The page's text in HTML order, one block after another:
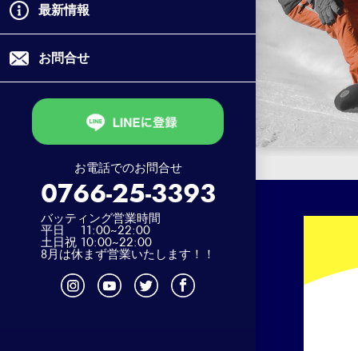
最新情報
お問合せ
お電話でのお問合せ
0766-25-3393
バッティング営業時間
平日 11:00~22:00
土日祝 10:00~22:00
8月は休まず営業いたします！！